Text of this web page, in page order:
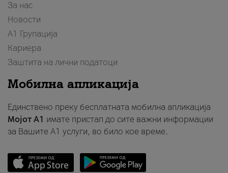
За нас
Новости
А1 Групација
Кариера
Заштита на лични податоци
Мобилна апликација
Единствено преку бесплатната мобилна апликација
Мојот A1 имате пристап до сите важни информации
за Вашите A1 услуги, во било кое време.